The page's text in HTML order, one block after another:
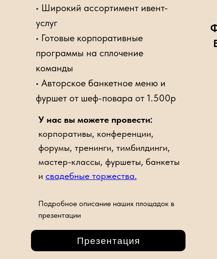
• Широкий ассортимент ивент-
услуг
• Готовые корпоративные
программы на сплочение
команды
• Авторское банкетное меню и
фуршет от шеф-повара от 1.500р
У нас вы можете провести:
корпоративы, конференции,
форумы, тренинги, тимбилдинги,
мастер-классы, фуршеты, банкеты
и свадебные торжества.
Презентация
Подробное описание наших площадок в
презентации